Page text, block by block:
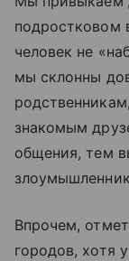
подростковом
человек не
мы склонны
знакомым
общения, тем
Впрочем,
городов, хотя